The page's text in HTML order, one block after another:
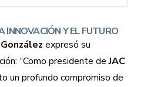
INNOVACIÓN Y EL FUTURO
expresó su
“Como presidente deJAC
un profundo compromiso de